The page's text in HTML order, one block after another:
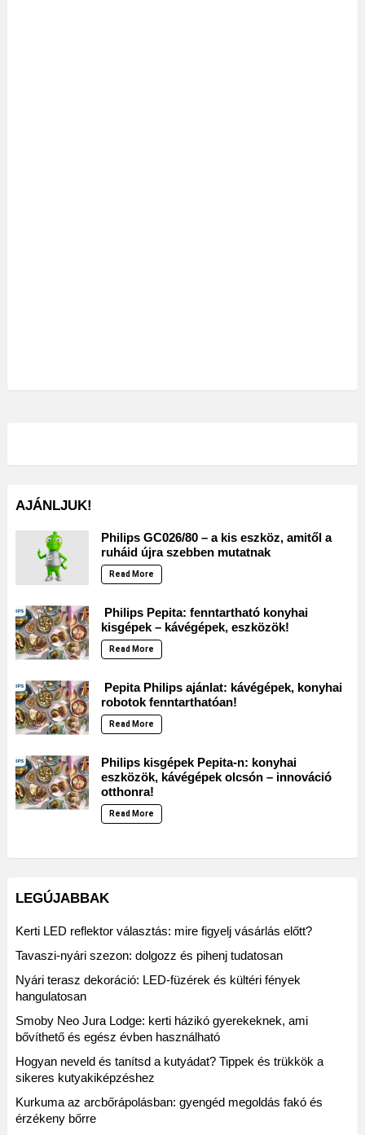
AJÁNLJUK!
Philips GC026/80 – a kis eszköz, amitől a
ruháid újra szebben mutatnak
Read More
Philips Pepita: fenntartható konyhai
kisgépek – kávégépek, eszközök!
Read More
Pepita Philips ajánlat: kávégépek, konyhai
robotok fenntarthatóan!
Read More
Philips kisgépek Pepita-n: konyhai
eszközök, kávégépek olcsón – innováció
otthonra!
Read More
LEGÚJABBAK
Kerti LED reflektor választás: mire figyelj vásárlás előtt?
Tavaszi-nyári szezon: dolgozz és pihenj tudatosan
Nyári terasz dekoráció: LED-füzérek és kültéri fények
hangulatosan
Smoby Neo Jura Lodge: kerti házikó gyerekeknek, ami
bővíthető és egész évben használható
Hogyan neveld és tanítsd a kutyádat? Tippek és trükkök a
sikeres kutyakiképzéshez
Kurkuma az arcbőrápolásban: gyengéd megoldás fakó és
érzékeny bőrre